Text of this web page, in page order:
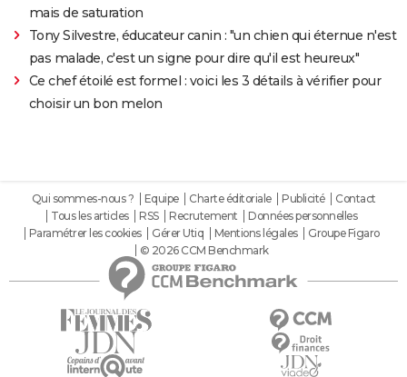
mais de saturation
Tony Silvestre, éducateur canin : "un chien qui éternue n'est
pas malade, c'est un signe pour dire qu'il est heureux"
Ce chef étoilé est formel : voici les 3 détails à vérifier pour
choisir un bon melon
Qui sommes-nous ? Equipe Charte éditoriale Publicité
Contact
Tous les articles
RSS Recrutement
Données personnelles
Paramétrer les cookies
Gérer Utiq Mentions légales
Groupe Figaro
© 2026 CCM Benchmark